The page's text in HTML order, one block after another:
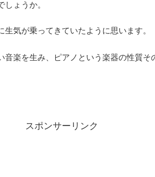
ょうか。
気が乗ってきていたように思います。
楽を生み、ピアノという楽器の性質そ
スポンサーリンク